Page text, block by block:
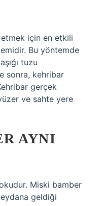
için en etkili
Bu yöntemde
tuzu
sonra, kehribar
gerçek
ve sahte yere
AYNI
Miski bamber
geldiği